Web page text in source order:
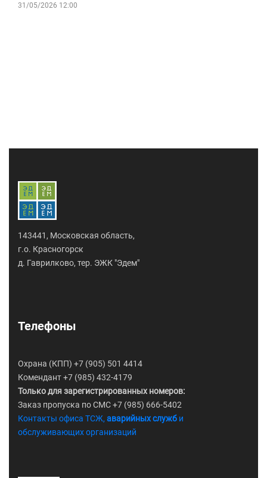
31/05/2026 12:00
143441, Московская область,
г.о. Красногорск
д. Гаврилково, тер. ЭЖК "Эдем"
Телефоны
Охрана (КПП) +7 (905) 501 4414
Комендант +7 (985) 432-4179
Только для зарегистрированных номеров:
Заказ пропуска по СМС +7 (985) 666-5402
Контакты офиса ТСЖ, аварийных служб и
обслуживающих организаций